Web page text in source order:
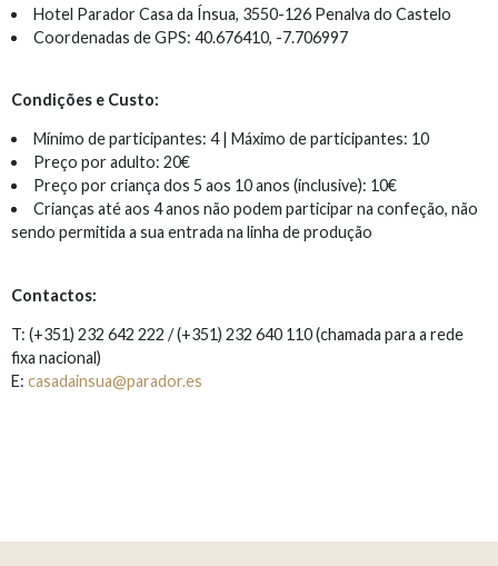
Hotel Parador Casa da Ínsua, 3550-126 Penalva do Castelo
Coordenadas de GPS: 40.676410, -7.706997
Condições e Custo:
Mínimo de participantes: 4 | Máximo de participantes: 10
Preço por adulto: 20€
Preço por criança dos 5 aos 10 anos (inclusive): 10€
Crianças até aos 4 anos não podem participar na confeção, não
sendo permitida a sua entrada na linha de produção
Contactos:
T: (+351) 232 642 222 / (+351) 232 640 110 (chamada para a rede
fixa nacional)
E: casadainsua@parador.es